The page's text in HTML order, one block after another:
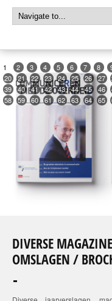
1 2 3 4 5 6 7 8
20
21 22 23 24 25 26 27
39
40 41 42 43 44 45 46
58
59 60 61 62 63 64 65
DIVERSE
OMSLAGEN /